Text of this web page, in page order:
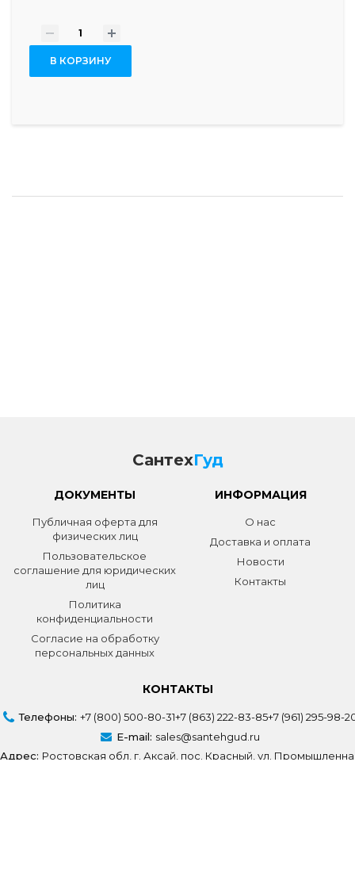
- +
В КОРЗИНУ
СантехГуд
ДОКУМЕНТЫ
Публичная оферта для
физических лиц
Пользовательское
соглашение для юридических
лиц
Политика
конфиденциальности
Согласие на обработку
персональных данных
ИНФОРМАЦИЯ
О нас
Доставка и оплата
Новости
Контакты
КОНТАКТЫ
Телефоны: +7 (800) 500-80-31+7 (863) 222-83-85+7 (961) 295-98-
E-mail: sales@santehgud.ru
Адрес: Ростовская обл, г. Аксай, пос. Красный, ул.